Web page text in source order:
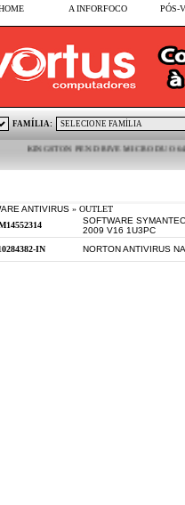
A INFORFOCO PÓS-
FAMÍLIA:
KINGSTON PEN DRIVE MICRO DUO 64GB
ANTIVIRUS » OUTLET
SOFTWARE
2009 V16 1U3PC
NORTON ANTIVIRUS